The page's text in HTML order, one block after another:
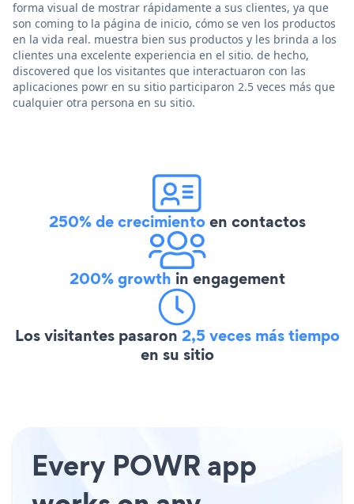
forma visual de mostrar rápidamente a sus clientes, ya que
son coming to la página de inicio, cómo se ven los productos
en la vida real. muestra bien sus productos y les brinda a los
clientes una excelente experiencia en el sitio. de hecho,
discovered que los visitantes que interactuaron con las
aplicaciones powr en su sitio participaron 2.5 veces más que
cualquier otra persona en su sitio.
250% de crecimientoen contactos
200% growth in engagement
Los visitantes pasaron 2,5 veces más tiempo
en su sitio
Every POWR app